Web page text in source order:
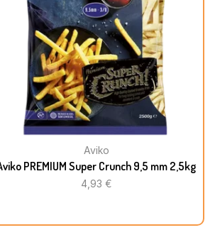
Aviko
PREMIUM Super Crunch 9,5 mm 2,5kg
4,93 €